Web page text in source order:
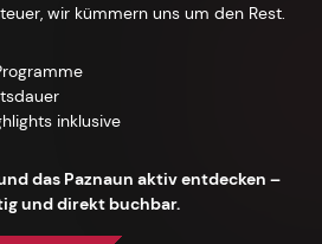
wir kümmern uns um den Rest.
inklusive
das Paznaun aktiv entdecken –
und direkt buchbar.